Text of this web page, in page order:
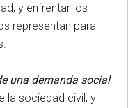
y enfrentar los
representan para
una demanda social
la sociedad civil, y